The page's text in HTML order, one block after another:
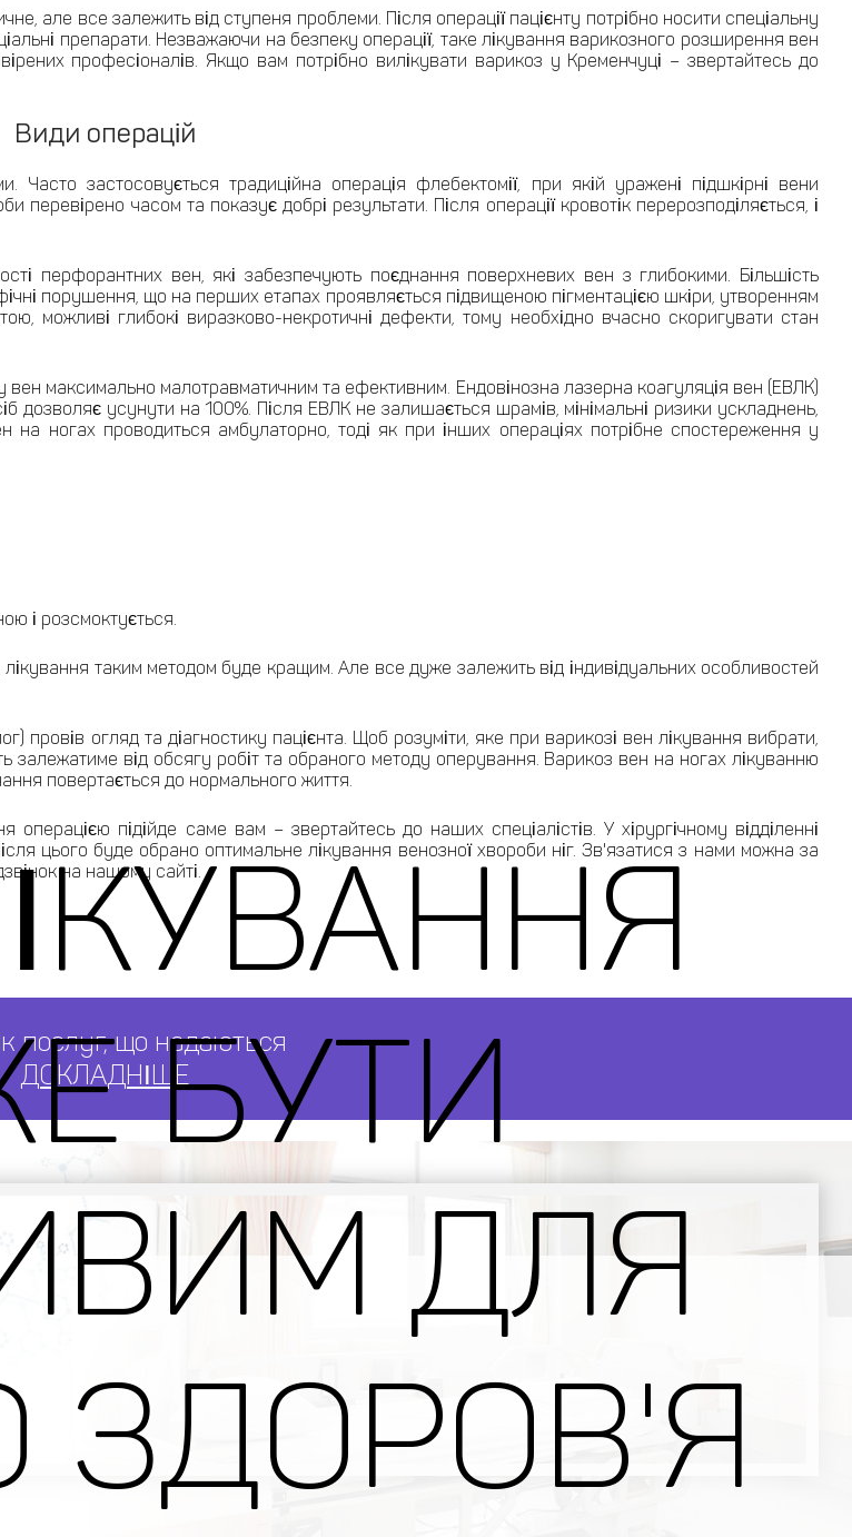
БУТИ
ДЛЯ
ЗДОРОВ'Я
але все залежить від ступеня проблеми. Після операції пацієнту потрібно носити спеціальну
препарати. Незважаючи на безпеку операції, таке лікування варикозного розширення вен
професіоналів. Якщо вам потрібно вилікувати варикоз у Кременчуці – звертайтесь до
Види операцій
Часто застосовується традиційна операція флебектомії, при якій уражені підшкірні вени
перевірено часом та показує добрі результати. Після операції кровотік перерозподіляється, і
перфорантних вен, які забезпечують поєднання поверхневих вен з глибокими. Більшість
порушення, що на перших етапах проявляється підвищеною пігментацією шкіри, утворенням
можливі глибокі виразково-некротичні дефекти, тому необхідно вчасно скоригувати стан
вен максимально малотравматичним та ефективним. Ендовінозна лазерна коагуляція вен (ЕВЛК)
дозволяє усунути на 100%. Після ЕВЛК не залишається шрамів, мінімальні ризики ускладнень,
ногах проводиться амбулаторно, тоді як при інших операціях потрібне спостереження у
і розсмоктується.
таким методом буде кращим. Але все дуже залежить від індивідуальних особливостей
провів огляд та діагностику пацієнта. Щоб розуміти, яке при варикозі вен лікування вибрати,
залежатиме від обсягу робіт та обраного методу оперування. Варикоз вен на ногах лікуванню
повертається до нормального життя.
підійде саме вам – звертайтесь до наших спеціалістів. У хірургічному відділенні
цього буде обрано оптимальне лікування венозної хвороби ніг. Зв'язатися з нами можна за
на нашому сайті.
послуг, що надаються
ДОКЛАДНІШЕ